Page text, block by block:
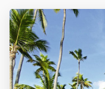
Hivatalos pénznem a
10-es, a legnagyobb
Beszélt nyelvek